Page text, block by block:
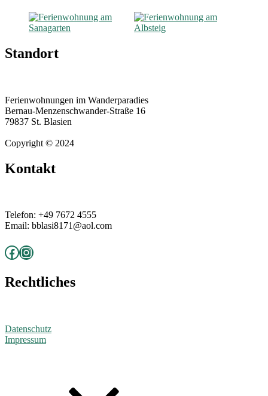
Standort
Ferienwohnungen im Wanderparadies
Bernau-Menzenschwander-Straße 16
79837 St. Blasien
Copyright © 2024
Kontakt
Telefon: +49 7672 4555
Email: bblasi8171@aol.com
Facebook
Instagram
Rechtliches
Datenschutz
Impressum